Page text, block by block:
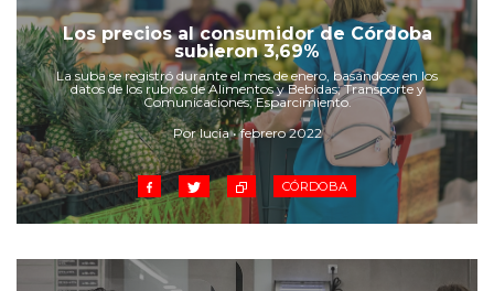
Cruz del Eje
Corredor de Ansenuza
La Carlota y zona
Laboulaye y sur
Bell Ville
Río Tercero
Despeñaderos
Los precios al consumidor de Córdoba
subieron 3,69%
La suba se registró durante el mes de enero, basándose en los
datos de los rubros de Alimentos y Bebidas; Transporte y
Comunicaciones; Esparcimiento.
Por lucia • febrero 2022
CÓRDOBA